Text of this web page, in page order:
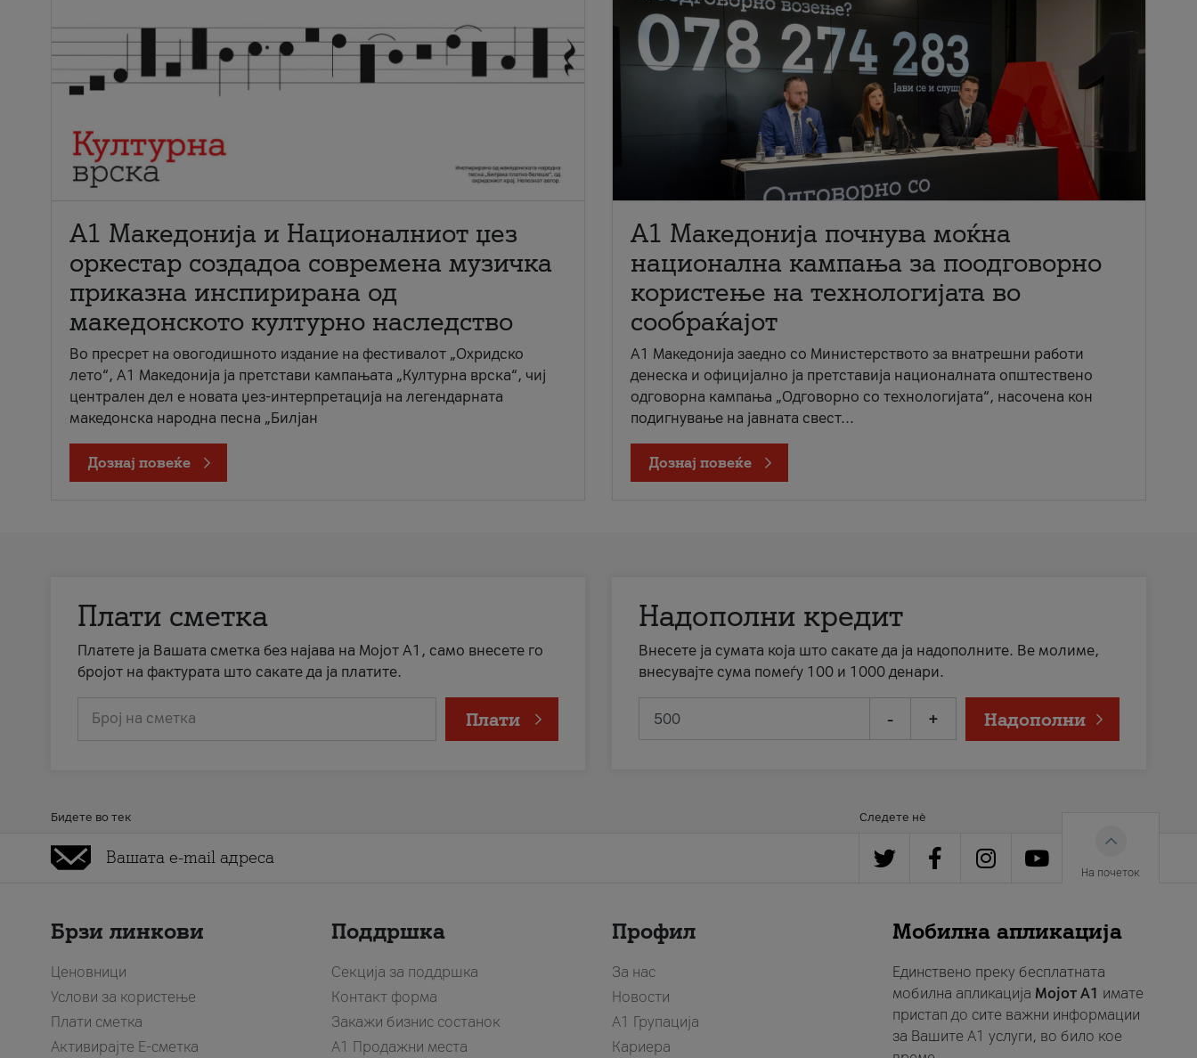
А1 Македонија и Националниот џез
оркестар создадоа современа музичка
приказна инспирирана од
македонското културно наследство
Во пресрет на овогодишното издание на фестивалот „Охридско
лето“, А1 Македонија ја претстави кампањата „Културна врска“, чиј
централен дел е новата џез-интерпретација на легендарната
македонска народна песна „Билјан
Дознај повеќе
A1 Македонија почнува моќна
национална кампања за поодговорно
користење на технологијата во
сообраќајот
A1 Македонија заедно со Министерството за внатрешни работи
денеска и официјално ја претставија националната општествено
одговорна кампања „Одговорно со технологијата“, насочена кон
подигнување на јавната свест...
Дознај повеќе
Плати сметка
Платете ја Вашата сметка без најава на Мојот А1, само внесете го
бројот на фактурата што сакате да ја платите.
Број на сметка Плати
Надополни кредит
Внесете ја сумата која што сакате да ја надополните. Ве молиме,
внесувајте сума помеѓу 100 и 1000 денари.
- + Надополни
Бидете во тек Следете нè
На почеток
Брзи линкови
Ценовници
Услови за користење
Плати сметка
Активирајте Е-сметка
Поддршка
Секција за поддршка
Контакт форма
Закажи бизнис состанок
A1 Продажни места
Профил
За нас
Новости
А1 Групација
Кариера
Мобилна апликација
Единствено преку бесплатната
мобилна апликација Мојот A1 имате
пристап до сите важни информации
за Вашите A1 услуги, во било кое